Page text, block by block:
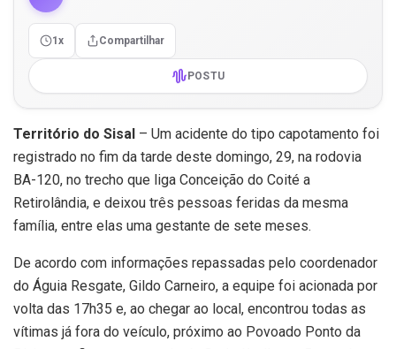
1x Compartilhar
POSTU
Território do Sisal – Um acidente do tipo capotamento foi
registrado no fim da tarde deste domingo, 29, na rodovia
BA-120, no trecho que liga Conceição do Coité a
Retirolândia, e deixou três pessoas feridas da mesma
família, entre elas uma gestante de sete meses.
De acordo com informações repassadas pelo coordenador
do Águia Resgate, Gildo Carneiro, a equipe foi acionada por
volta das 17h35 e, ao chegar ao local, encontrou todas as
vítimas já fora do veículo, próximo ao Povoado Ponto da